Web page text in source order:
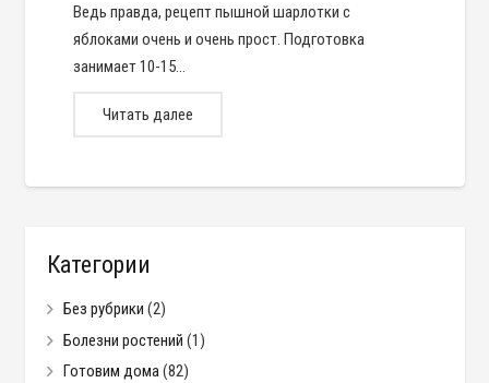
Ведь правда, рецепт пышной шарлотки с
яблоками очень и очень прост. Подготовка
занимает 10-15…
Читать далее
Категории
Без рубрики (2)
Болезни ростений (1)
Готовим дома(82)